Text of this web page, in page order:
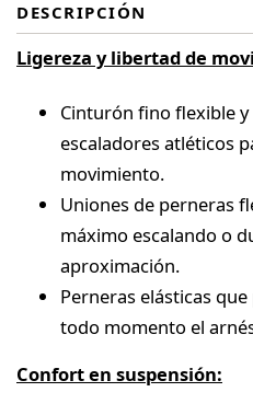
DESCRIPCIÓN
Ligereza y libertad de
Cinturón fino flexible
escaladores atléticos
movimiento.
Uniones de perneras
máximo escalando o
aproximación.
Perneras elásticas
todo momento el
Confort en suspensión: